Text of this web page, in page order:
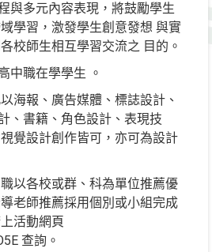
與多元內容表現，將鼓勵學生
學習，激發學生創意發想 與實
校師生相互學習交流之 目的。
中職在學學生 。
海報、廣告媒體、標誌設計、
、書籍、角色設計、表現技
覺設計創作皆可，亦可為設計
以各校或群、科為單位推薦優
老師推薦採用個別或小組完成
活動網頁
查詢。